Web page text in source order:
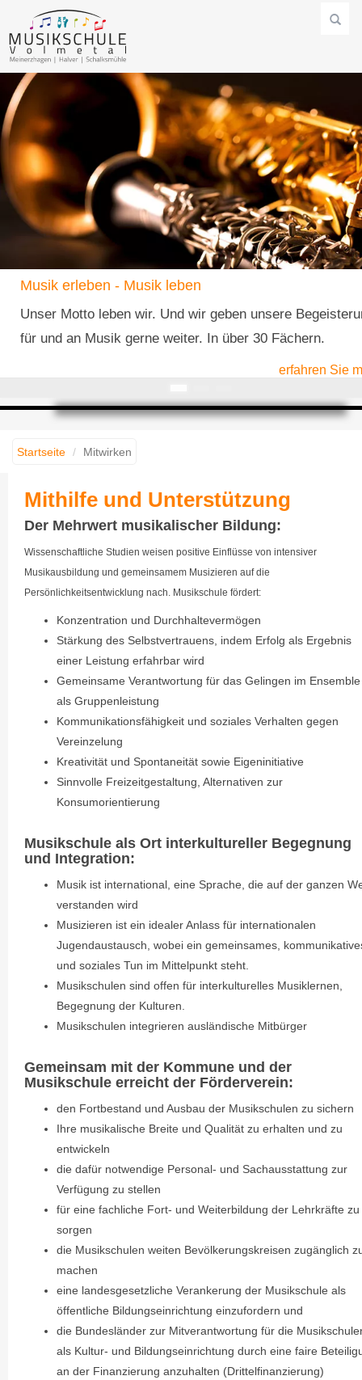
Musik erleben - Musik leben
Unser Motto leben wir. Und wir geben unsere
für und an Musik gerne weiter. In über 30 Fächern.
erfahren Sie
Startseite Mitwirken
Mithilfe und Unterstützung
Der Mehrwert musikalischer Bildung:
Wissenschaftliche Studien weisen positive Einflüsse von intensiver
Musikausbildung und gemeinsamem Musizieren auf die
Persönlichkeitsentwicklung nach. Musikschule fördert:
Konzentration und Durchhaltevermögen
Stärkung des Selbstvertrauens, indem Erfolg als Ergebnis
einer Leistung erfahrbar wird
Gemeinsame Verantwortung für das Gelingen im Ensemble
als Gruppenleistung
Kommunikationsfähigkeit und soziales Verhalten gegen
Vereinzelung
Kreativität und Spontaneität sowie Eigeninitiative
Sinnvolle Freizeitgestaltung, Alternativen zur
Konsumorientierung
Musikschule als Ort interkultureller Begegnung
und Integration:
Musik ist international, eine Sprache, die auf der ganzen
verstanden wird
Musizieren ist ein idealer Anlass für internationalen
Jugendaustausch, wobei ein gemeinsames,
und soziales Tun im Mittelpunkt steht.
Musikschulen sind offen für interkulturelles Musiklernen,
Begegnung der Kulturen.
Musikschulen integrieren ausländische Mitbürger
Gemeinsam mit der Kommune und der
Musikschule erreicht der Förderverein:
den Fortbestand und Ausbau der Musikschulen zu sichern
Ihre musikalische Breite und Qualität zu erhalten und zu
entwickeln
die dafür notwendige Personal- und Sachausstattung zur
Verfügung zu stellen
für eine fachliche Fort- und Weiterbildung der Lehrkräfte zu
sorgen
die Musikschulen weiten Bevölkerungskreisen zugänglich
machen
eine landesgesetzliche Verankerung der Musikschule als
öffentliche Bildungseinrichtung einzufordern und
die Bundesländer zur Mitverantwortung für die
als Kultur- und Bildungseinrichtung durch eine faire
an der Finanzierung anzuhalten (Drittelfinanzierung)